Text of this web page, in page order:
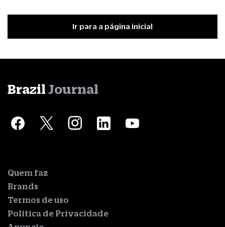
Ir para a página inicial
Brazil Journal
Quem faz
Brands
Termos de uso
Política de Privacidade